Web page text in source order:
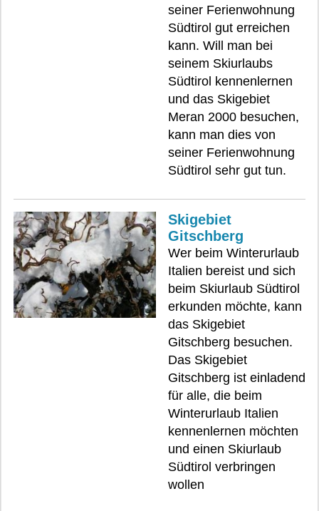
seiner Ferienwohnung
Südtirol gut erreichen
kann. Will man bei
seinem Skiurlaubs
Südtirol kennenlernen
und das Skigebiet
Meran 2000 besuchen,
kann man dies von
seiner Ferienwohnung
Südtirol sehr gut tun.
Skigebiet
Gitschberg
Wer beim Winterurlaub
Italien bereist und sich
beim Skiurlaub Südtirol
erkunden möchte, kann
das Skigebiet
Gitschberg besuchen.
Das Skigebiet
Gitschberg ist einladend
für alle, die beim
Winterurlaub Italien
kennenlernen möchten
und einen Skiurlaub
Südtirol verbringen
wollen